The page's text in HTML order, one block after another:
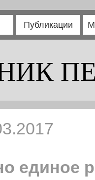
Публикации
единое